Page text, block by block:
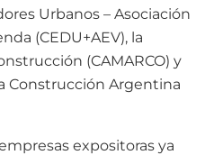
Urbanos – Asociación
(CEDU+AEV), la
(CAMARCO) y
Construcción Argentina
expositoras ya